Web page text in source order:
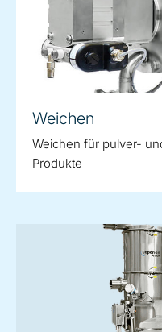
Weichen
Weichen für pulver-
Produkte